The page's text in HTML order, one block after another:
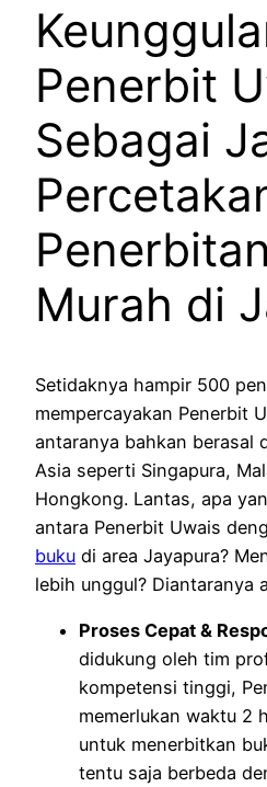
Penerbit
Sebagai
Murah di
Setidaknya hampir 500
mempercayakan Penerbit
antaranya bahkan berasal
Asia seperti Singapura,
Hongkong. Lantas, apa
antara Penerbit Uwais
buku di area Jayapura?
lebih unggul? Diantaranya
Proses Cepat &
didukung oleh tim
kompetensi tinggi,
memerlukan waktu 2
untuk menerbitkan
tentu saja berbeda